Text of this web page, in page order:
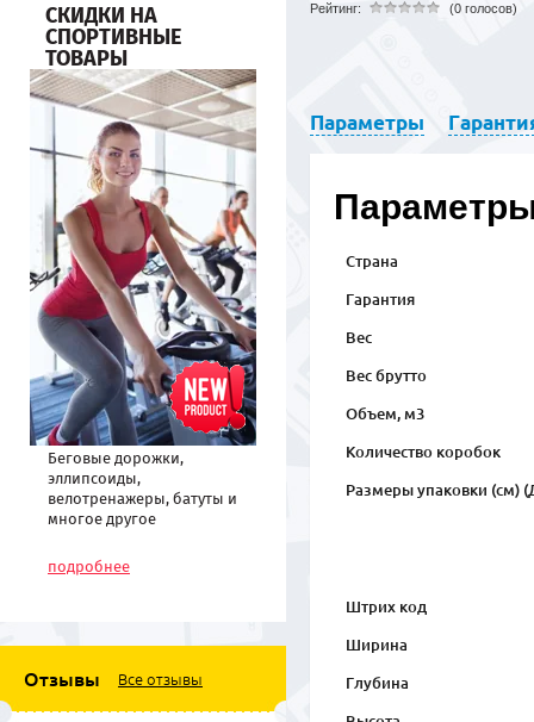
Рейтинг: (0 голосов)
Параметры
Страна
Гарантия
Вес
Вес брутто
Объем, м3
Количество коробок
Размеры упаковки (см)
Штрих код
Ширина
Глубина
СКИДКИ НА
СПОРТИВНЫЕ
ТОВАРЫ
Беговые дорожки,
эллипсоиды,
велотренажеры, батуты и
многое другое
оборудование по низким
ценам
подробнее
Отзывы Все отзывы